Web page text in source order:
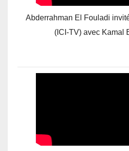
Abderrahman El Fouladi
(ICI-TV) avec Kamal